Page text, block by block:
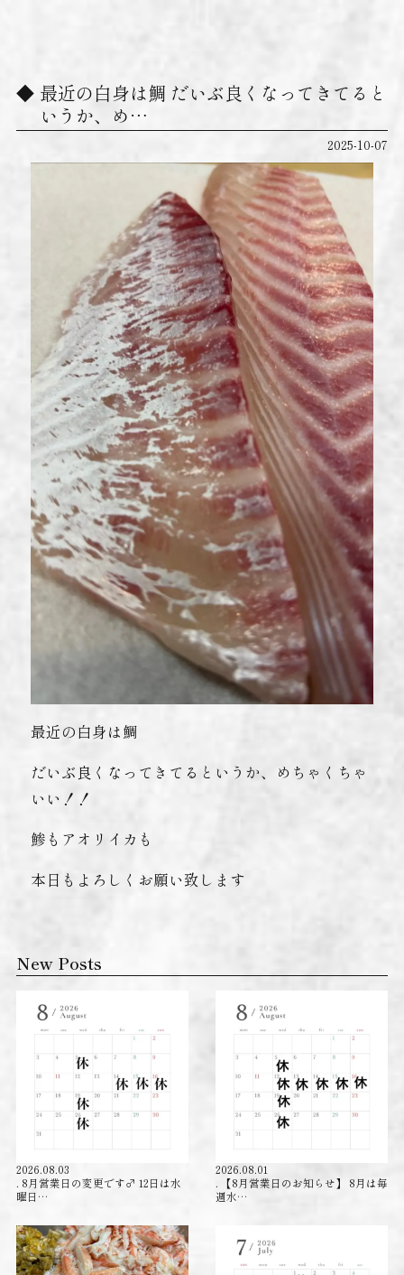
最近の白身は鯛 だいぶ良くなってきてると
いうか、め…
2025-10-07
最近の白身は鯛
だいぶ良くなってきてるというか、めちゃくちゃ
いい！！
鯵もアオリイカも
本日もよろしくお願い致します
New Posts
2026.08.03
. 8月営業日の変更です‍♂️ 12日は水
曜日…
2026.08.01
. 【8月営業日のお知らせ】 8月は毎
週水…